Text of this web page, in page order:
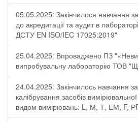
05.05.2025: Закінчилося навчання
до акредитації та аудит в
ДСТУ EN ISO/IEC 17025:2019"
25.04.2025: Впроваджено ПЗ
випробувальну лабораторію ТОВ
24.04.2025: Закінчилось навчання
калібрування засобів
видом вимірювань: L, М, Т, ЕМ, F,